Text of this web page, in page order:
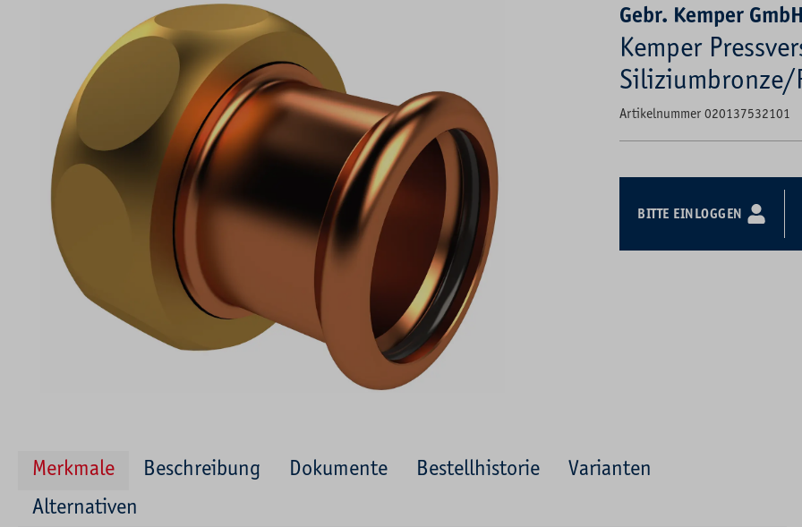
Gebr. Kemper
Kemper
Siliziumbronze/
Artikelnummer 020137532101
BITTE EINLOGGEN
Merkmale Beschreibung Dokumente Bestellhistorie
Varianten
Alternativen